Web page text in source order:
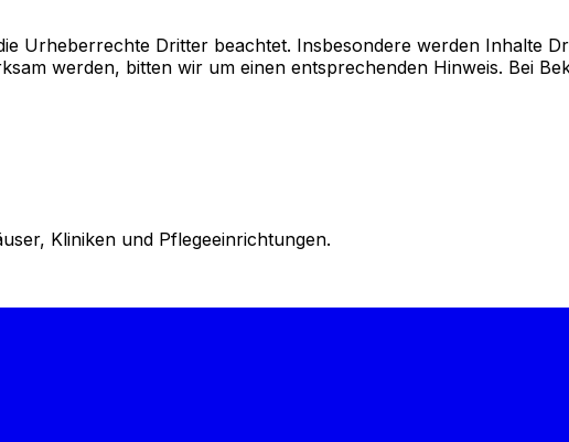
Urheberrechte Dritter beachtet. Insbesondere werden Inhalte
werden, bitten wir um einen entsprechenden Hinweis. Bei
Kliniken und Pflegeeinrichtungen.